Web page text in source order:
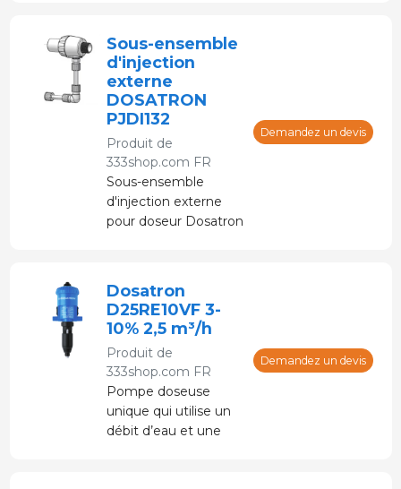
électricité.
Sous-ensemble
d'injection
externe
DOSATRON
PJDI132
Produit de
333shop.com FR
Sous-ensemble
d'injection externe
pour doseur Dosatron
Demandez un devis
Dosatron
D25RE10VF 3-
10% 2,5 m³/h
Produit de
333shop.com FR
Pompe doseuse
unique qui utilise un
débit d’eau et une
Demandez un devis